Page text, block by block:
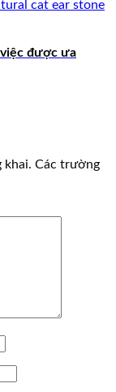
được ưa
khai. Các trường